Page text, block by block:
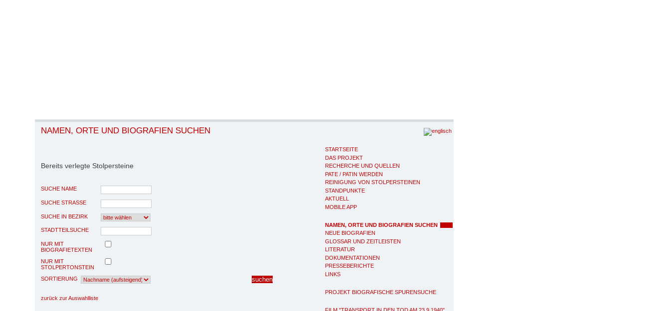
STARTSEITE
DAS PROJEKT
RECHERCHE UND QUELLEN
PATE / PATIN WERDEN
REINIGUNG VON STOLPERSTEINEN
STANDPUNKTE
AKTUELL
MOBILE APP
NAMEN, ORTE UND BIOGRAFIEN SUCHEN
NEUE BIOGRAFIEN
GLOSSAR UND ZEITLEISTEN
LITERATUR
DOKUMENTATIONEN
PRESSEBERICHTE
LINKS
PROJEKT BIOGRAFISCHE SPURENSUCHE
FILM "TRANSPORT IN DEN TOD AM 23.9.1940"
NAMEN, ORTE UND BIOGRAFIEN SUCHEN
Bereits verlegte Stolpersteine
SUCHE NAME
SUCHE STRASSE
SUCHE IN BEZIRK
STADTTEILSUCHE
NUR MIT
BIOGRAFIETEXTEN
NUR MIT
STOLPERTONSTEIN
SORTIERUNG
zurück zur Auswahlliste